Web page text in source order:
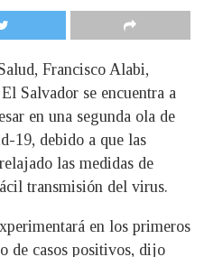
Francisco Alabi,
Salvador se encuentra a
en una segunda ola de
19, debido a que las
las medidas de
transmisión del virus.
en los primeros
de casos positivos, dijo